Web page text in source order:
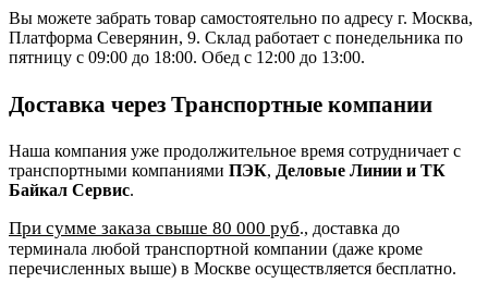
Вы можете забрать товар самостоятельно по адресу г. Москва,
Платформа Северянин, 9. Склад работает с понедельника по
пятницу с 09:00 до 18:00. Обед с 12:00 до 13:00.
Доставка через Транспортные компании
Наша компания уже продолжительное время сотрудничает с
транспортными компаниями ПЭК, Деловые Линии и ТК
Байкал Сервис.
При сумме заказа свыше 80 000 руб., доставка до
терминала любой транспортной компании (даже кроме
перечисленных выше) в Москве осуществляется бесплатно.